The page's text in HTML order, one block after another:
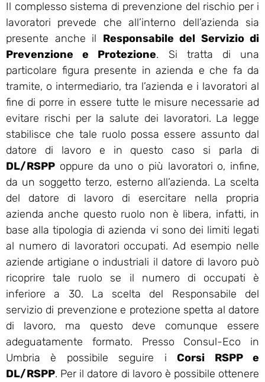
Il complesso sistema di prevenzione del rischio per i
lavoratori prevede che all’interno dell’azienda sia
presente anche il Responsabile del Servizio di
Prevenzione e Protezione. Si tratta di una
particolare figura presente in azienda e che fa da
tramite, o intermediario, tra l’azienda e i lavoratori al
fine di porre in essere tutte le misure necessarie ad
evitare rischi per la salute dei lavoratori. La legge
stabilisce che tale ruolo possa essere assunto dal
datore di lavoro e in questo caso si parla di
DL/RSPP oppure da uno o più lavoratori o, infine,
da un soggetto terzo, esterno all’azienda. La scelta
del datore di lavoro di esercitare nella propria
azienda anche questo ruolo non è libera, infatti, in
base alla tipologia di azienda vi sono dei limiti legati
al numero di lavoratori occupati. Ad esempio nelle
aziende artigiane o industriali il datore di lavoro può
ricoprire tale ruolo se il numero di occupati è
inferiore a 30. La scelta del Responsabile del
servizio di prevenzione e protezione spetta al datore
di lavoro, ma questo deve comunque essere
adeguatamente formato. Presso Consul-Eco in
Umbria è possibile seguire iCorsi RSPP e
DL/RSPP. Per il datore di lavoro è possibile ottenere